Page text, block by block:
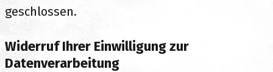
geschlossen.
Widerruf Ihrer Einwilligung zur
Datenverarbeitung